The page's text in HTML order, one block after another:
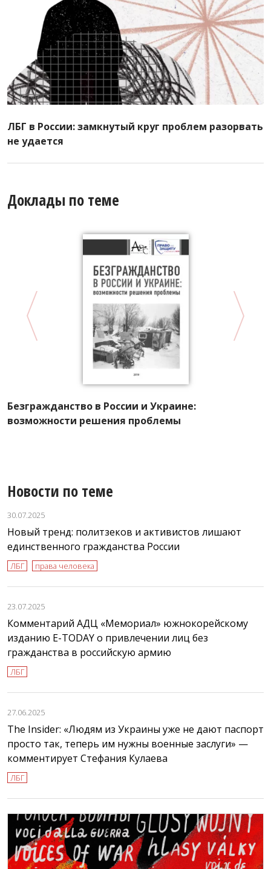
ЛБГ в России: замкнутый круг проблем разорвать
не удается
Доклады по теме
Безгражданство в России и Украине:
возможности решения проблемы
Новости по теме
30.07.2025
Новый тренд: политзеков и активистов лишают
единственного гражданства России
ЛБГ права человека
23.07.2025
Комментарий АДЦ «Мемориал» южнокорейскому
изданию E-TODAY о привлечении лиц без
гражданства в российскую армию
ЛБГ
27.06.2025
The Insider: «Людям из Украины уже не дают паспорт
просто так, теперь им нужны военные заслуги» —
комментирует Стефания Кулаева
ЛБГ